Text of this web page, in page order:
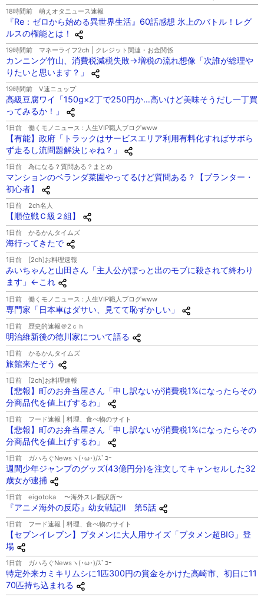
18時間前 萌えオタニュース速報
『Re：ゼロから始める異世界生活』60話感想 氷上のバトル！レグ
ルスの権能とは！
19時間前 マネーライフ2ch | クレジット関連・お金関係
カンニング竹山、消費税減税失敗→増税の流れ想像「次誰が総理や
りたいと思います？」
19時間前 V速ニュップ
高級豆腐ワイ「150g×2丁で250円か…高いけど美味そうだし一丁買
ってみるか！」
1日前 働くモノニュース : 人生VIP職人ブログwww
【有能】政府「トラックはサービスエリア利用有料化すればサボら
ず走るし流問題解決じゃね？」
1日前 為になる？質問ある？まとめ
マンションのベランダ菜園やってるけど質問ある？【プランター・
初心者】
1日前 2ch名人
【順位戦Ｃ級２組】
1日前 かるかんタイムズ
海行ってきたで
1日前 [2ch]お料理速報
みいちゃんと山田さん「主人公がぽっと出のモブに殺されて終わり
ます」←これ
1日前 働くモノニュース : 人生VIP職人ブログwww
専門家「日本車はダサい、見てて恥ずかしい」
1日前 歴史的速報＠2ｃｈ
明治維新後の徳川家について語る
1日前 かるかんタイムズ
旅館来たぞう
1日前 [2ch]お料理速報
【悲報】町のお弁当屋さん「申し訳ないが消費税1%になったらその
分商品代を値上げするわ」
1日前 フード速報 | 料理、食べ物のサイト
【悲報】町のお弁当屋さん「申し訳ないが消費税1%になったらその
分商品代を値上げするわ」
1日前 ガハろぐNewsヽ(･ω･)/ｽﾞｺｰ
週間少年ジャンプのグッズ(43億円分)を注文してキャンセルした32
歳女が逮捕
1日前 eigotoka 〜海外スレ翻訳所〜
『アニメ海外の反応』幼女戦記Ⅱ 第5話
1日前 フード速報 | 料理、食べ物のサイト
【セブンイレブン】ブタメンに大人用サイズ「ブタメン超BIG」登
場
1日前 ガハろぐNewsヽ(･ω･)/ｽﾞｺｰ
特定外来カミキリムシに1匹300円の賞金をかけた高崎市、初日に11
70匹持ち込まれる